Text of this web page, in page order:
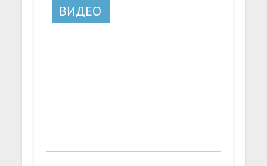
ВИДЕО